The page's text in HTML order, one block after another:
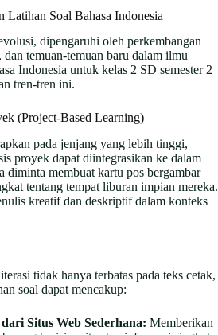
Latihan Soal Bahasa Indonesia
dipengaruhi oleh perkembangan
temuan-temuan baru dalam ilmu
Indonesia untuk kelas 2 SD semester 2
tren-tren ini.
(Project-Based Learning)
pada jenjang yang lebih tinggi,
proyek dapat diintegrasikan ke dalam
diminta membuat kartu pos bergambar
tentang tempat liburan impian mereka.
kreatif dan deskriptif dalam konteks
tidak hanya terbatas pada teks cetak,
soal dapat mencakup:
Situs Web Sederhana: Memberikan